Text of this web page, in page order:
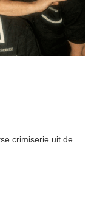
crimiserie uit de